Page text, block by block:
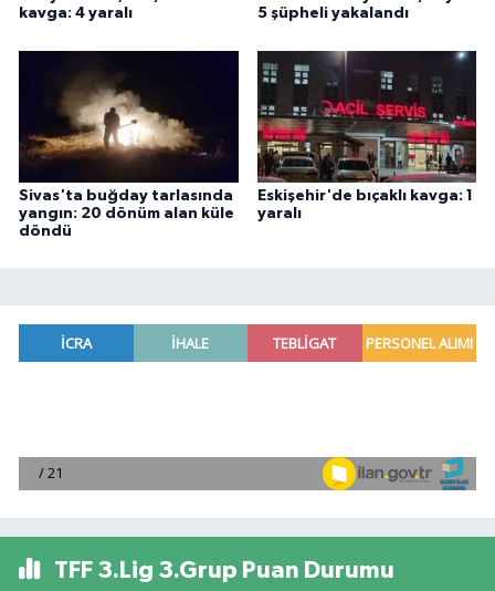
kavga: 4 yaralı
5 şüpheli yakalandı
Sivas'ta buğday tarlasında
yangın: 20 dönüm alan küle
döndü
Eskişehir'de bıçaklı kavga: 1
yaralı
TFF 3.Lig 3.Grup Puan Durumu